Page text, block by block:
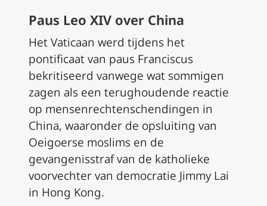
Paus Leo XIV over China
Het Vaticaan werd tijdens het
pontificaat van paus Franciscus
bekritiseerd vanwege wat sommigen
zagen als een terughoudende reactie
op mensenrechtenschendingen in
China, waaronder de opsluiting van
Oeigoerse moslims en de
gevangenisstraf van de katholieke
voorvechter van democratie Jimmy Lai
in Hong Kong.